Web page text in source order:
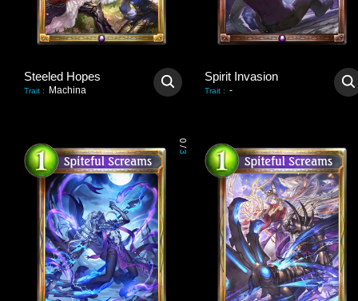
Steeled Hopes
Trait : Machina
Spirit Invasion
Trait : -
0
/
3